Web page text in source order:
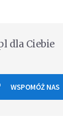
dla Ciebie
WSPOMÓŻ NAS